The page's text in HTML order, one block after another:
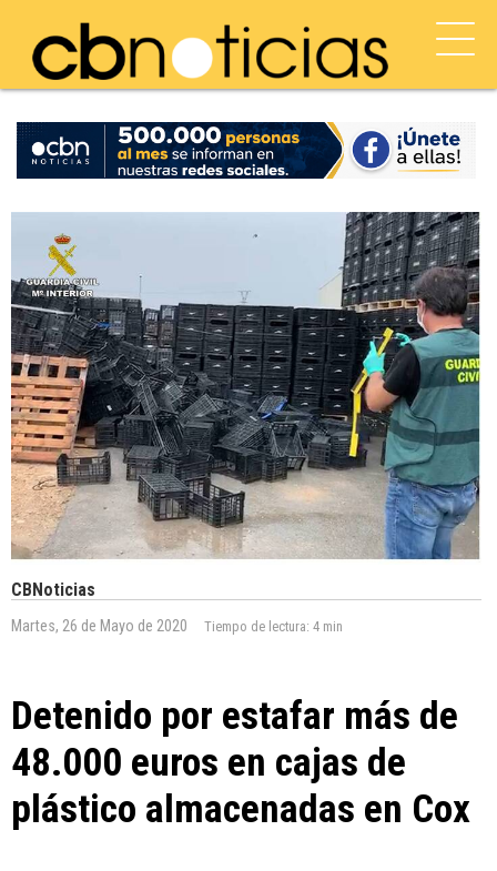
CBNoticias
Martes, 26 de Mayo de 2020 Tiempo de lectura: 4 min
Detenido por estafar más de
48.000 euros en cajas de
plástico almacenadas en Cox